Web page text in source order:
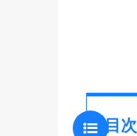
目次